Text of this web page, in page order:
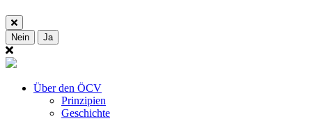
Nein Ja
Über den ÖCV
Prinzipien
Geschichte